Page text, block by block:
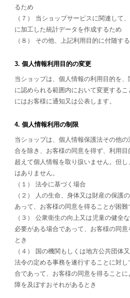
るため
（７） 当ショップサービスに関連して
に加工した統計データを作成するため
（８） その他、上記利用目的に付随す
3. 個人情報利用目的の変更
当ショップは、個人情報の利用目的を
に認められる範囲内において変更する
にはお客様に通知又は公表します。
4. 個人情報利用の制限
当ショップは、個人情報保護法その他
合を除き、お客様の同意を得ず、利用
超えて個人情報を取り扱いません。但
はありません。
（１） 法令に基づく場合
（２） 人の生命、身体又は財産の保護
あって、お客様の同意を得ることが困難
（３） 公衆衛生の向上又は児童の健全
必要がある場合であって、お客様の同
とき
（４） 国の機関もしくは地方公共団体
法令の定める事務を遂行することに対
合であって、お客様の同意を得ること
障を及ぼすおそれがあるとき